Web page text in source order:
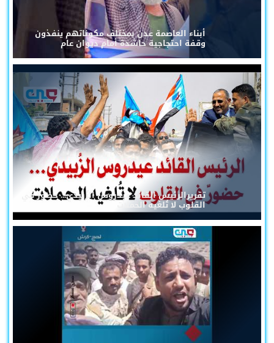
أبناء العاصمة عدن بمختلف مكوناتهم ينفذون
وقفة احتجاجية حاشدة أمام ديوان عام
تقريرالرئيس القائد عيدروس الزُبيدي... حضورٌ في
القلوب لا تُلغيه الحملات